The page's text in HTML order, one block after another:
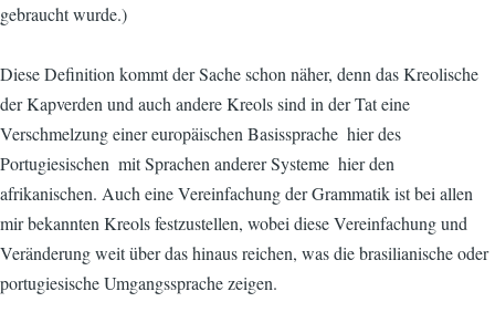
gebraucht wurde.)
Diese Definition kommt der Sache schon näher, denn das Kreolische
der Kapverden und auch andere Kreols sind in der Tat eine
Verschmelzung einer europäischen Basissprache  hier des
Portugiesischen  mit Sprachen anderer Systeme  hier den
afrikanischen. Auch eine Vereinfachung der Grammatik ist bei allen
mir bekannten Kreols festzustellen, wobei diese Vereinfachung und
Veränderung weit über das hinaus reichen, was die brasilianische oder
portugiesische Umgangssprache zeigen.